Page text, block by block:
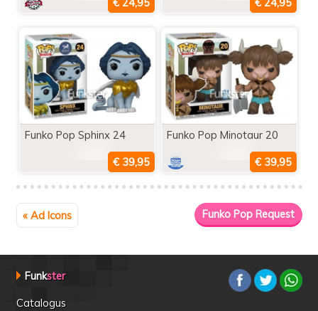
Funko Pop Sphinx 24 Funko Pop Minotaur 20
« Ad Icons
Funkster
Catalogus